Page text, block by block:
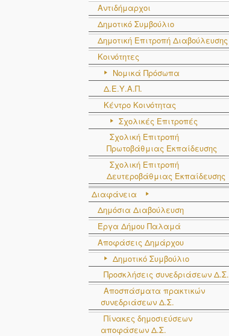
Αντιδήμαρχοι
Δημοτικό Συμβούλιο
Δημοτική Επιτροπή Διαβούλευσης
Κοινότητες
Νομικά Πρόσωπα
Δ.Ε.Υ.Α.Π.
Κέντρο Κοινότητας
Σχολικές Επιτροπές
Σχολική Επιτροπή
Πρωτοβάθμιας Εκπαίδευσης
Σχολική Επιτροπή
Δευτεροβάθμιας Εκπαίδευσης
Διαφάνεια
Δημόσια Διαβούλευση
Έργα Δήμου Παλαμά
Αποφάσεις Δημάρχου
Δημοτικό Συμβούλιο
Προσκλήσεις συνεδριάσεων Δ.Σ.
Αποσπάσματα πρακτικών
συνεδριάσεων Δ.Σ.
Πίνακες δημοσιεύσεων
αποφάσεων Δ.Σ.